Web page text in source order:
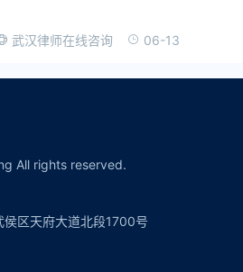
武汉律师在线咨询 06-13
All rights reserved.
区天府大道北段1700号